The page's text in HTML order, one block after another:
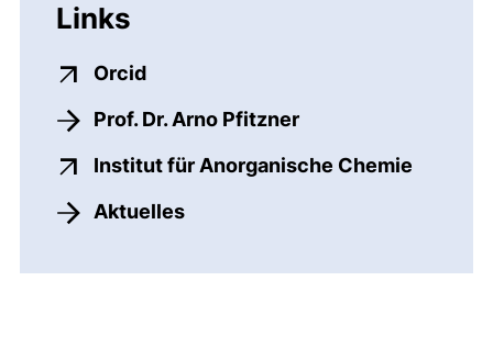
Links
Orcid(externer Link, öffnet neues
Prof. Dr. Arno Pfitzner
Institut für Anorganische Chemie
Aktuelles